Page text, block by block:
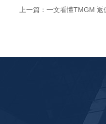
上一篇： 一文看懂TMGM 返